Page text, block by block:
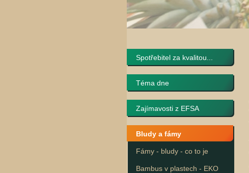
Spotřebitel za kvalitou...
Téma dne
Zajímavosti z EFSA
Bludy a fámy
Fámy - bludy - co to je
Bambus v plastech - EKO